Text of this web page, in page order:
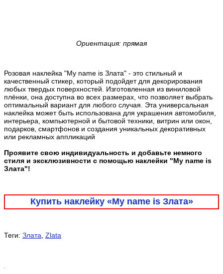
Ориентация: прямая
Розовая наклейка "My name is Злата" - это стильный и
качественный стикер, который подойдет для декорирования
любых твердых поверхностей. Изготовленная из виниловой
плёнки, она доступна во всех размерах, что позволяет выбрать
оптимальный вариант для любого случая. Эта универсальная
наклейка может быть использована для украшения автомобиля,
интерьера, компьютерной и бытовой техники, витрин или окон,
подарков, смартфонов и создания уникальных декоративных
или рекламных аппликаций
Проявите свою индивидуальность и добавьте немного
стиля и эксклюзивности с помощью наклейки "My name is
Злата"!
Купить наклейку «My name is Злата»
Теги: Злата Zlata